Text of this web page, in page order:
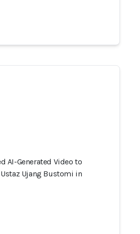
AI-Generated Video to
Ujang Bustomi in